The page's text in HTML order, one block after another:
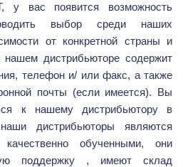
у вас появится возможность
выбор среди наших
от конкретной страны и
дистрибьюторе содержит
телефон и/ или факс, а также
почты (если имеется). Вы
к нашему дистрибьютору в
дистрибьюторы являются
обученными, они
поддержку , имеют склад